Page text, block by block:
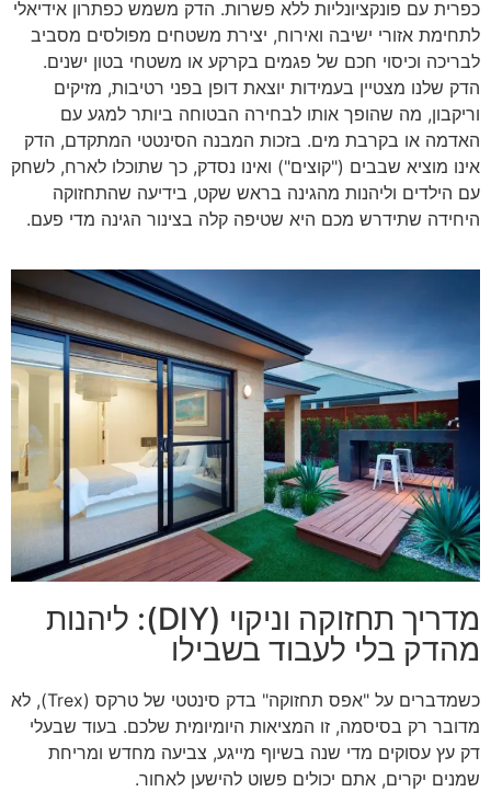
כפרית עם פונקציונליות ללא פשרות. הדק משמש כפתרון אידיאלי
לתחימת אזורי ישיבה ואירוח, יצירת משטחים מפולסים מסביב
לבריכה וכיסוי חכם של פגמים בקרקע או משטחי בטון ישנים.
הדק שלנו מצטיין בעמידות יוצאת דופן בפני רטיבות, מזיקים
וריקבון, מה שהופך אותו לבחירה הבטוחה ביותר למגע עם
האדמה או בקרבת מים. בזכות המבנה הסינטטי המתקדם, הדק
אינו מוציא שבבים ("קוצים") ואינו נסדק, כך שתוכלו לארח, לשחק
עם הילדים וליהנות מהגינה בראש שקט, בידיעה שהתחזוקה
היחידה שתידרש מכם היא שטיפה קלה בצינור הגינה מדי פעם.
מדריך תחזוקה וניקוי (DIY): ליהנות
מהדק בלי לעבוד בשבילו
כשמדברים על "אפס תחזוקה" בדק סינטטי של טרקס (Trex), לא
מדובר רק בסיסמה, זו המציאות היומיומית שלכם. בעוד שבעלי
דק עץ עסוקים מדי שנה בשיוף מייגע, צביעה מחדש ומריחת
שמנים יקרים, אתם יכולים פשוט להישען לאחור.